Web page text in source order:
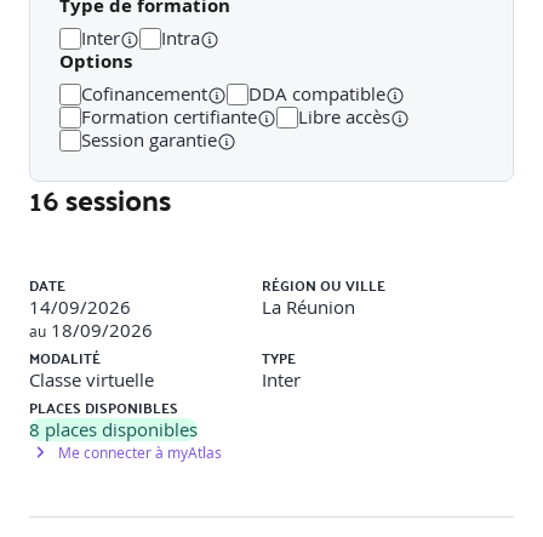
• Élaboration d’une politique de sécurité (PSSI) : contenu,
diffusion, appropriation
• Plan de traitement des risques et plan de sécurité
• Sensibilisation et formation des utilisateurs
• Indicateurs de sécurité : définition, suivi, tableau de bord
• Atelier : élaboration d’un plan de traitement des risques
sur un scénario concret
Jour 3 – Maîtrise de la norme ISO 27001 et mise en
oeuvre d’un SMSI (7 heures)
• Principes de la norme ISO 27001 et articulation avec ISO
27002
Type de formation
Inter Intra
Options
Cofinancement
DDA compatible
Formation certifiante
Libre accès
Session garantie
16 sessions
DATE
14/09/2026
au 18/09/2026
RÉGION OU VILLE
La Réunion
MODALITÉ
Classe virtuelle
TYPE
Inter
PLACES DISPONIBLES
8 places disponibles
Me connecter à myAtlas